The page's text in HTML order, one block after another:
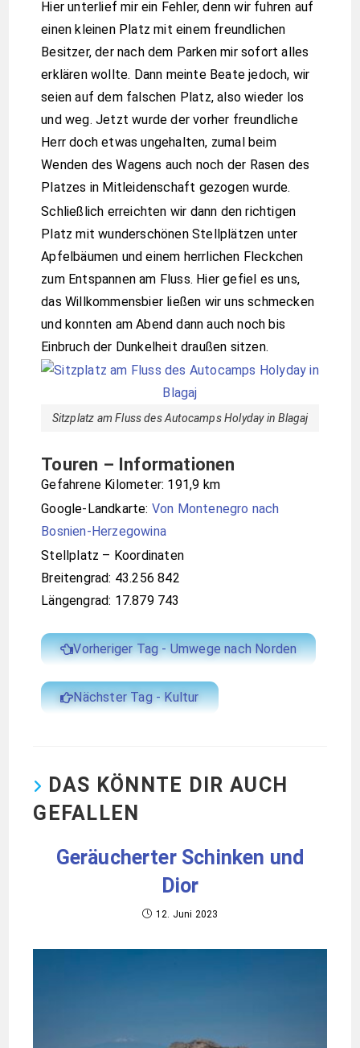
Hier unterlief mir ein Fehler, denn wir fuhren auf
einen kleinen Platz mit einem freundlichen
Besitzer, der nach dem Parken mir sofort alles
erklären wollte. Dann meinte Beate jedoch, wir
seien auf dem falschen Platz, also wieder los
und weg. Jetzt wurde der vorher freundliche
Herr doch etwas ungehalten, zumal beim
Wenden des Wagens auch noch der Rasen des
Platzes in Mitleidenschaft gezogen wurde.
Schließlich erreichten wir dann den richtigen
Platz mit wunderschönen Stellplätzen unter
Apfelbäumen und einem herrlichen Fleckchen
zum Entspannen am Fluss. Hier gefiel es uns,
das Willkommensbier ließen wir uns schmecken
und konnten am Abend dann auch noch bis
Einbruch der Dunkelheit draußen sitzen.
Sitzplatz am Fluss des Autocamps Holyday in Blagaj
Touren – Informationen
Gefahrene Kilometer: 191,9 km
Google-Landkarte: Von Montenegro nach
Bosnien-Herzegowina
Stellplatz – Koordinaten
Breitengrad: 43.256 842
Längengrad: 17.879 743
Vorheriger Tag - Umwege nach Norden
Nächster Tag - Kultur
DAS KÖNNTE DIR AUCH
GEFALLEN
Geräucherter Schinken und
Dior
12. Juni 2023